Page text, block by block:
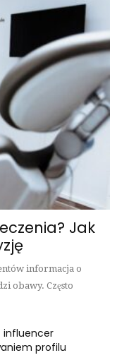
Jak
informacja o
obawy. Często
influencer
profilu